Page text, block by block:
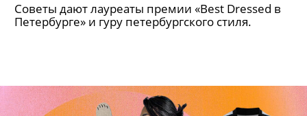
Советы дают лауреаты премии «Best Dressed в
Петербурге» и гуру петербургского стиля.